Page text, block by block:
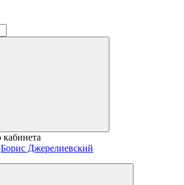
Борис Джерелиевский